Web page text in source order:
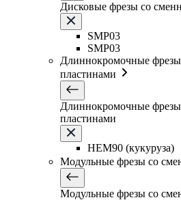
Дисковые фрезы со
SMP03
SMP03
Длиннокромочные
пластинами
Длиннокромочные
пластинами
HEM90 (кукуруза)
Модульные фрезы со
Модульные фрезы со